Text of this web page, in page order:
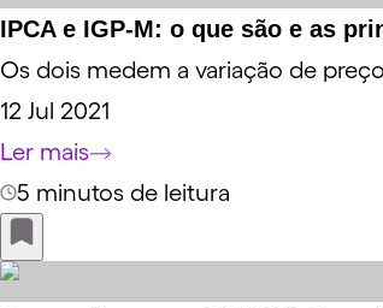
IPCA e IGP-M: o que são e as
Os dois medem a variação de
12 Jul 2021
Ler mais
5 minutos de leitura